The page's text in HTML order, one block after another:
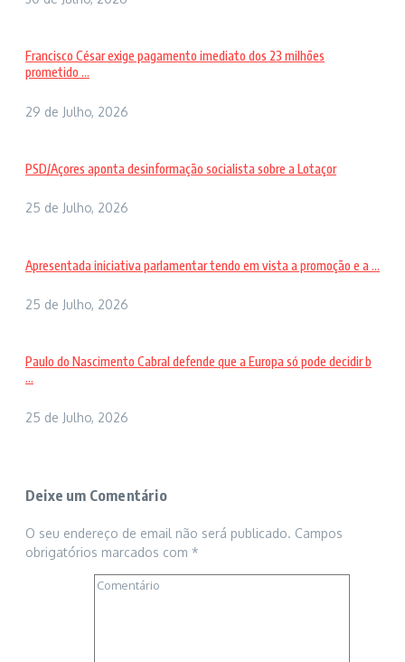
Francisco César exige pagamento imediato dos 23 milhões
prometido ...
29 de Julho, 2026
PSD/Açores aponta desinformação socialista sobre a Lotaçor
25 de Julho, 2026
Apresentada iniciativa parlamentar tendo em vista a promoção e a ...
25 de Julho, 2026
Paulo do Nascimento Cabral defende que a Europa só pode decidir b
...
25 de Julho, 2026
Deixe um Comentário
O seu endereço de email não será publicado. Campos
obrigatórios marcados com *